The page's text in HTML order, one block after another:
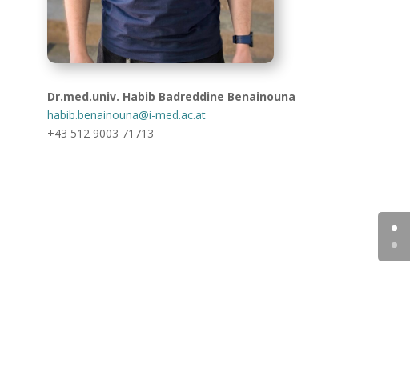
Dr.med.univ. Habib Badreddine Benainouna
habib.benainouna@i-med.ac.at
+43 512 9003 71713